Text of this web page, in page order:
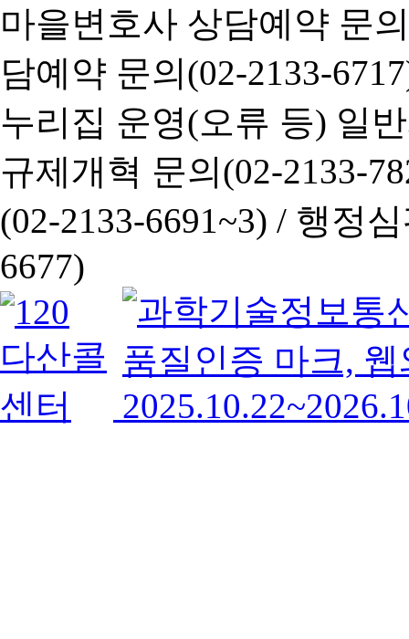
마을변호사 상담예약 문
담예약 문의(02-2133-
누리집 운영(오류 등) 일
규제개혁 문의(02-2133-
(02-2133-6691~3) / 행정심
6677)